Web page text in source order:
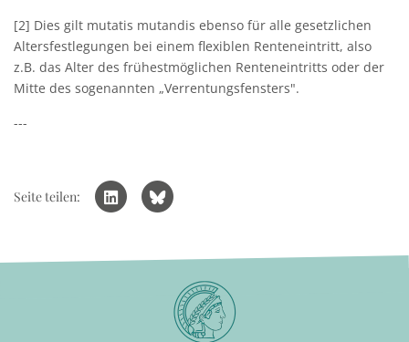
[2] Dies gilt mutatis mutandis ebenso für alle gesetzlichen
Altersfestlegungen bei einem flexiblen Renteneintritt, also
z.B. das Alter des frühestmöglichen Renteneintritts oder der
Mitte des sogenannten „Verrentungsfensters".
---
Seite teilen: